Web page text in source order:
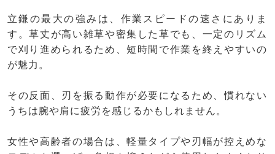
立鎌の最大の強みは、作業スピードの速さにありま
す。草丈が高い雑草や密集した草でも、一定のリズム
で刈り進められるため、短時間で作業を終えやすいの
が魅力。
その反面、刃を振る動作が必要になるため、慣れない
うちは腕や肩に疲労を感じるかもしれません。
女性や高齢者の場合は、軽量タイプや刃幅が控えめな